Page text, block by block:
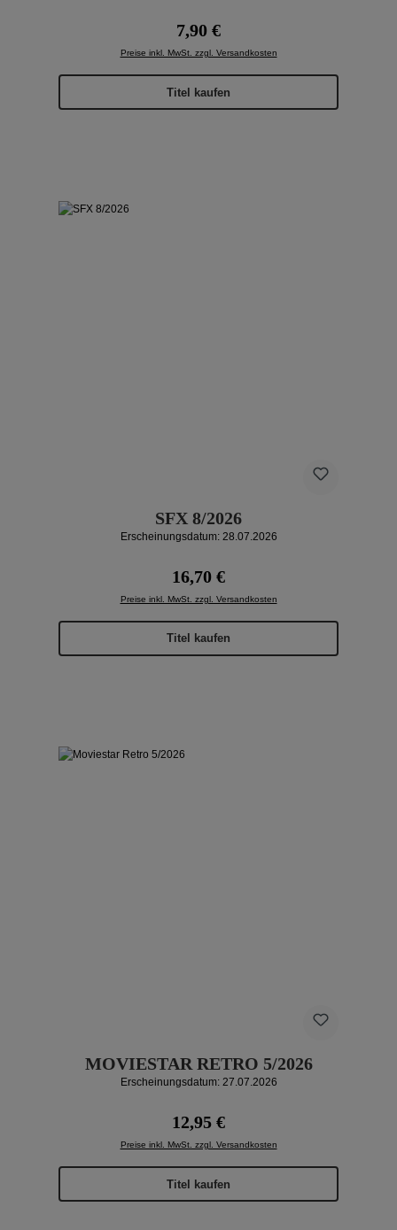
Regulärer Preis:
7,90 €
Preise inkl. MwSt. zzgl. Versandkosten
Titel kaufen
SFX 8/2026
Erscheinungsdatum: 28.07.2026
Regulärer Preis:
16,70 €
Preise inkl. MwSt. zzgl. Versandkosten
Titel kaufen
MOVIESTAR RETRO 5/2026
Erscheinungsdatum: 27.07.2026
Regulärer Preis:
12,95 €
Preise inkl. MwSt. zzgl. Versandkosten
Titel kaufen